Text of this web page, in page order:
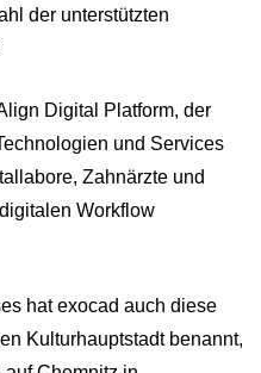
der unterstützten
Digital Platform, der
und Services
Zahnärzte und
Workflow
hat exocad auch diese
Kulturhauptstadt benannt,